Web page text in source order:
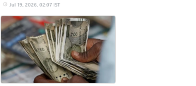
Jul 19, 2026, 02:07 IST